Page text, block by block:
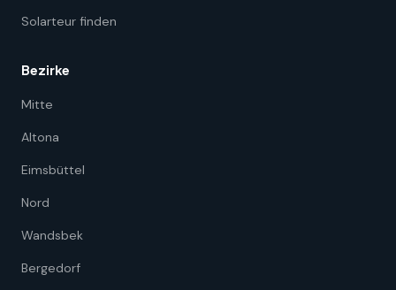
Solarteur finden
Bezirke
Mitte
Altona
Eimsbüttel
Nord
Wandsbek
Bergedorf